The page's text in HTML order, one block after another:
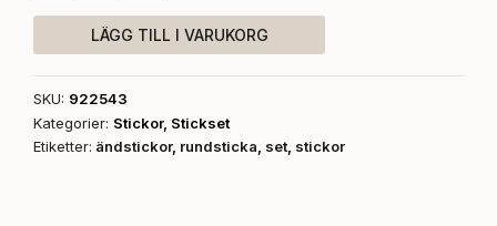
mängd
LÄGG TILL I VARUKORG
SKU: 922543
Kategorier: Stickor, Stickset
Etiketter: ändstickor, rundsticka, set, stickor